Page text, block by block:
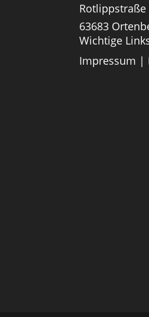
Rotlippstraße
63683
Wichtige
Impressum |